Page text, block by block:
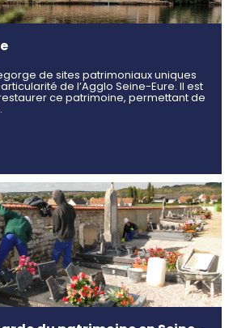
de sites patrimoniaux uniques
de l’Agglo Seine-Eure. Il est
ce patrimoine, permettant de